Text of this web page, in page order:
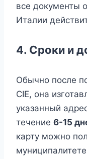
все документы
Италии
4. Сроки и
Обычно после
CIE, она
указанный
течение 6-15
карту можно